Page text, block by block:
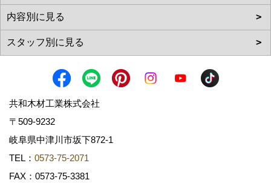
共和木材工業株式会社
〒509-9232
岐阜県中津川市坂下872‐1
TEL： 0573-75-2071
FAX：0573-75-3381